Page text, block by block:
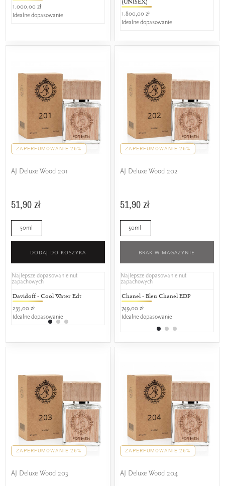
1.000,00 zł
Idealne dopasowanie
1.800,00 zł
Idealne dopasowanie
ZAPERFUMOWANIE 26%
AJ Deluxe Wood 201
51,90 zł
50ml
DODAJ DO KOSZYKA
Najlepsze dopasowanie nut
zapachowych
Davidoff - Cool Water Edt
235,00 zł
Idealne dopasowanie
Mexx - Man
249,00 zł
25% wspólnych nut zapachowych
ZAPERFUMOWANIE 26%
AJ Deluxe Wood 202
51,90 zł
50ml
BRAK W MAGAZYNIE
Najlepsze dopasowanie nut
zapachowych
Chanel - Bleu Chanel EDP
749,00 zł
Idealne dopasowanie
ZAPERFUMOWANIE 26%
AJ Deluxe Wood 203
ZAPERFUMOWANIE 26%
AJ Deluxe Wood 204